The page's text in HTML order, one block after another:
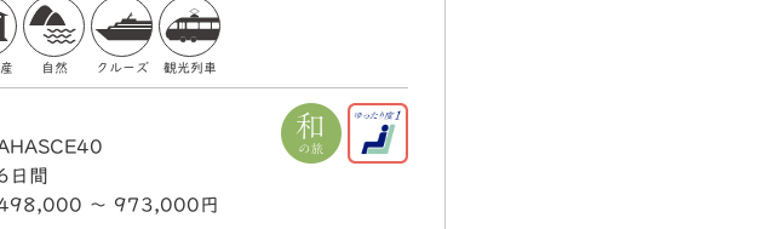
自然 クルーズ 観光列車
日間
〜 973,000円